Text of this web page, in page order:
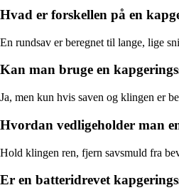
Hvad er forskellen på en
En rundsav er beregnet til lange, lige
Kan man bruge en
Ja, men kun hvis saven og klingen er
Hvordan vedligeholder man
Hold klingen ren, fjern savsmuld fra
Er en batteridrevet